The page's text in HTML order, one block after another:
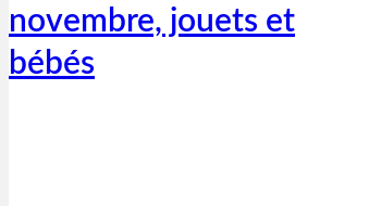
novembre, jouets et
bébés